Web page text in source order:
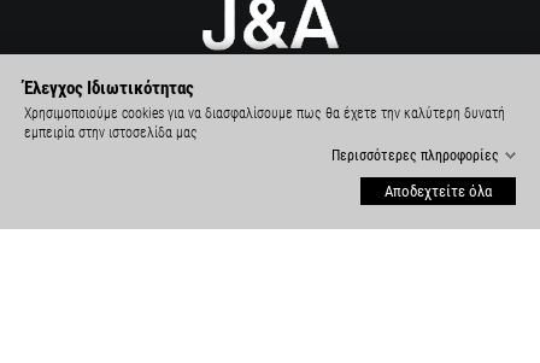

Έλεγχος Ιδιωτικότητας
Χρησιμοποιούμε cookies για να διασφαλίσουμε πως θα έχετε την καλύτερη δυνατή
εμπειρία στην ιστοσελίδα μας
Περισσότερες πληροφορίες
Αποδεχτείτε όλα